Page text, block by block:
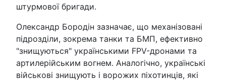
штурмової бригади.
Олександр Бородін зазначає, що механізовані
підрозділи, зокрема танки та БМП, ефективно
"знищуються" українськими FPV-дронами та
артилерійським вогнем. Аналогічно, українські
військові знищують і ворожих піхотинців, які